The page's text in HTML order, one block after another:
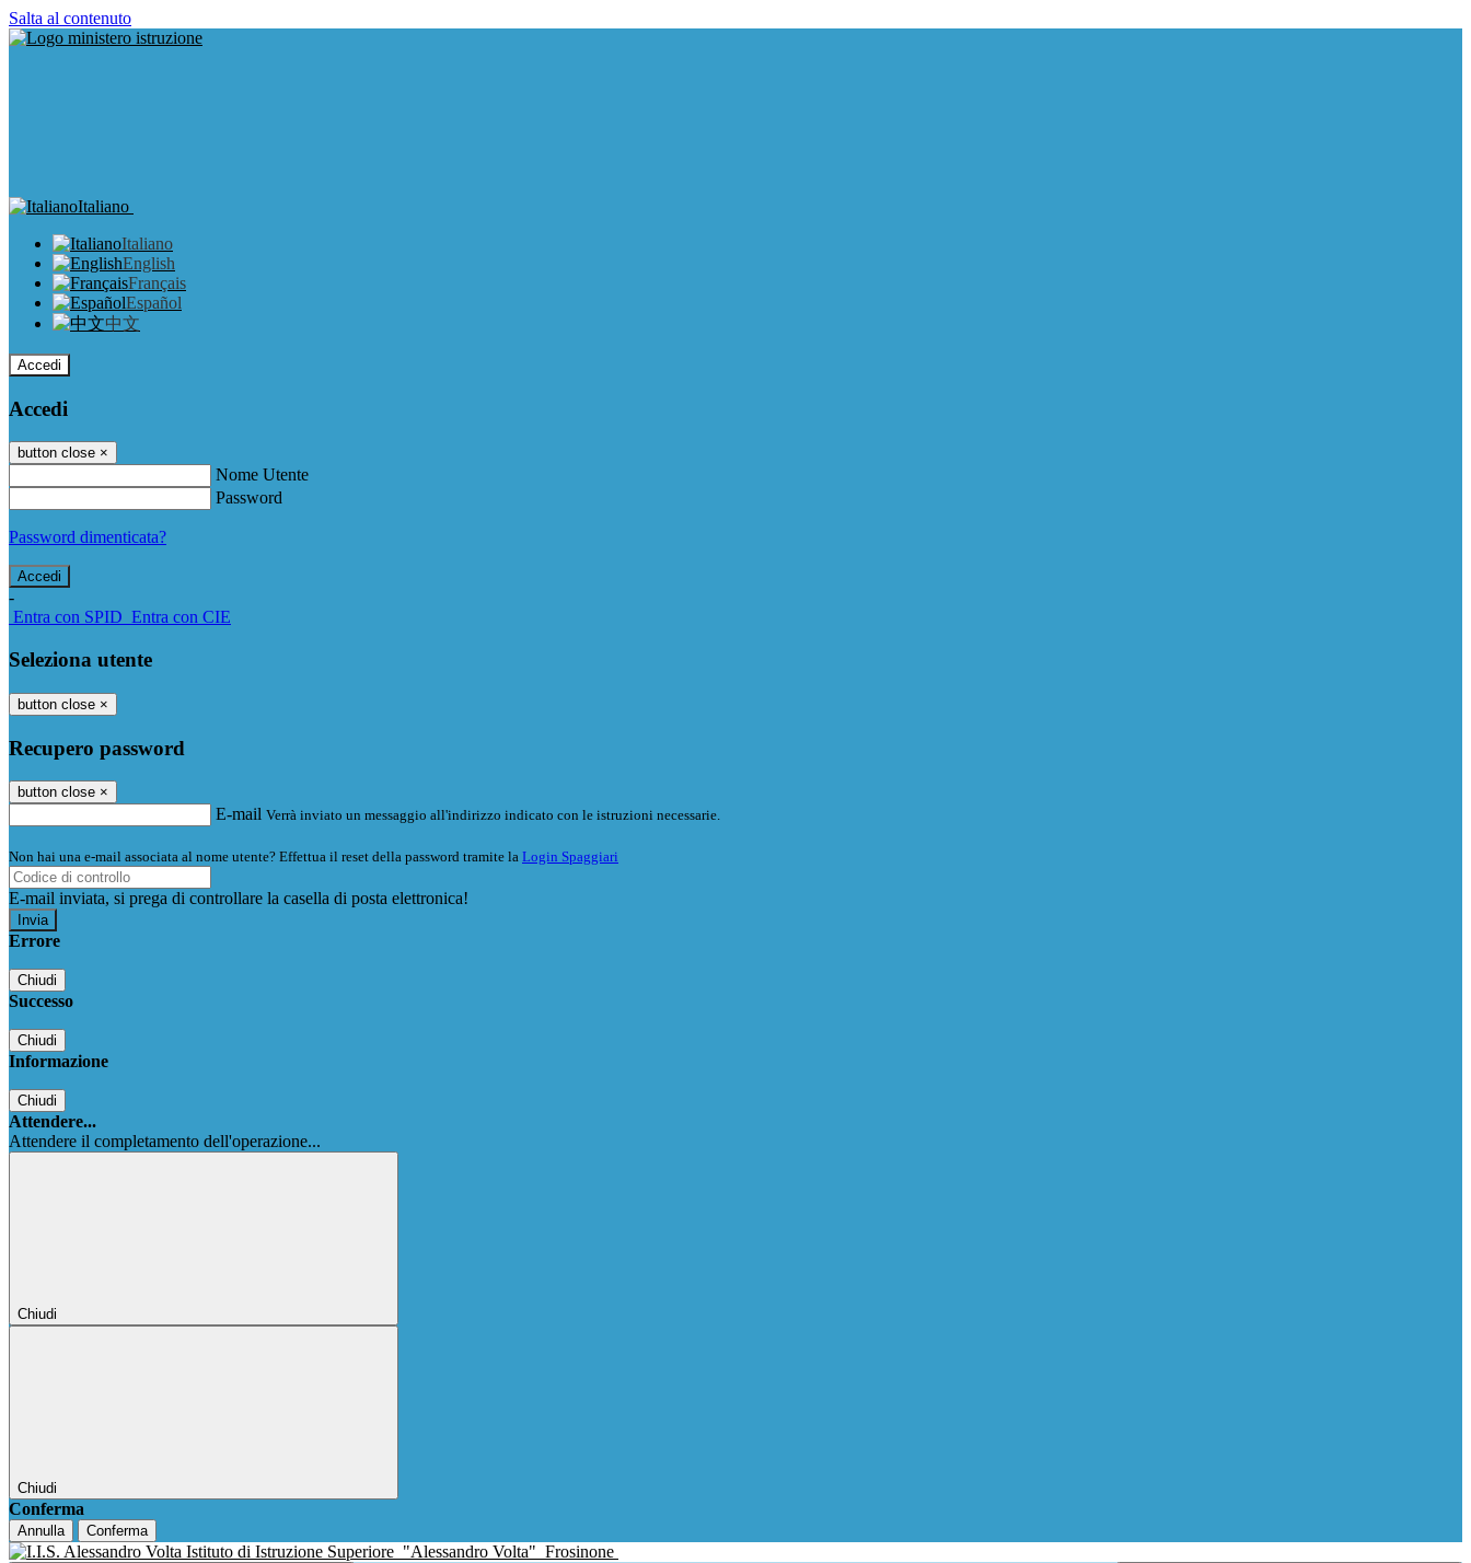
Salta al contenuto
Italiano
Italiano
English
Français
Español
中文
Accedi
Accedi
button close ×
Nome Utente
Password
Password dimenticata?
-
Entra con SPID Entra con CIE
Seleziona utente
button close ×
Recupero password
button close ×
E-mail Verrà inviato un messaggio all'indirizzo indicato con le istruzioni necessarie.
Non hai una e-mail associata al nome utente? Effettua il reset della password tramite la Login Spaggiari
E-mail inviata, si prega di controllare la casella di posta elettronica!
Errore
Chiudi
Successo
Chiudi
Informazione
Chiudi
Attendere...
Attendere il completamento dell'operazione...
Chiudi
Chiudi
Conferma
Annulla Conferma
Istituto di Istruzione Superiore "Alessandro Volta" Frosinone